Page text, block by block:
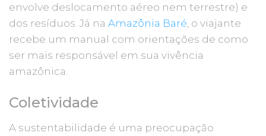
envolve deslocamento aéreo nem terrestre) e
dos resíduos. Já na Amazônia Baré , o viajante
recebe um manual com orientações de como
ser mais responsável em sua vivência
amazônica.
Coletividade
A sustentabilidade é uma preocupação